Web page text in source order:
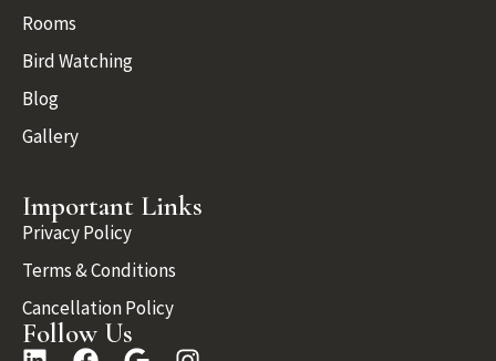
Rooms
Bird Watching
Blog
Gallery
Important Links
Privacy Policy
Terms & Conditions
Cancellation Policy
Follow Us